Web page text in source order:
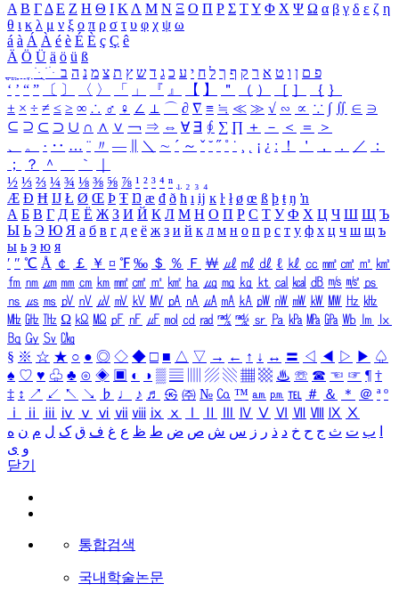
Α Β ΓΔ Ε Ζ Η Θ Ι ΚΛ Μ Ν Ξ Ο Π Ρ Σ ΤΥ Φ Χ Ψ Ω α β γ δ ε ζ η
θ ι κ λ μ ν ξ ο π ρ σ τ υ φ χ ψ ω
á à Á À é è É È ç Ç ê
Ä Ö Ü ä ö ü ß
ִֶֹ ֻּ ׁׂ פ ם ן ו ט א ר ק ף ך ל ח י ע כ ג ד ש ץ ת צ מ נ ה ב
‘ ’ “ ” 〔 〕 〈 〉 「 」 『 』 【 】 ＂ （ ） ［ ］ ｛ ｝
± × ÷ ≠ ≤ ≥ ∞ ∴ ♂ ♀ ∠ ⊥ ⌒ ∂ ∇ ≡ ≒ ≪ ≫ √ ∽ ∝ ∵ ∫ ∬ ∈ ∋
⊆ ⊇ ⊂ ⊃ ∪ ∩ ∧ ∨ ￢ ⇒ ⇔ ∀ ∃ ∮ ∑ ∏ ＋ － ＜ ＝
＞
、
。 · ‥ … ¨ 〃 ― ＼ ∼ ´ ～ ˇ ˘ ˝ ˚ ˙ ¸ ¡ ¿ ː ！ ＇ ， ． ／
：
；
？ ＾ ｀
½ ⅓ ⅔ ¼ ¾ ⅛ ⅜ ⅝ ⅞ ¹ ² ³ ⁴ ⁿ ₁ ₂ ₃ ₄
Æ Ð Ħ Ĳ Ł Ø Œ Þ Ŧ Ŋ æ đ ð ħ ı ĳ ĸ ŀ ł ø œ ß þ ŧ ŋ ŉ
А Б В Г Д Е Ё Ж З И Й К Л М Н О П Р С Т У Ф Х Ц Ч Ш Щ Ъ
Ы Ь Э Ю Я а б в г д е ё ж з и й к л м н о п р с т у ф х ц ч ш щ ъ
ы ь э ю я
′ ″ ℃ Å ￠ ￡ ￥ ¤ ℉ ‰ ＄ ％ Ｆ ￦ ㎕ ㎖ ㎗ ℓ ㎘ ㏄ ㎣ ㎤ ㎥ ㎦
㎙ ㎚ ㎛ ㎜ ㎝ ㎞ ㎟ ㎠ ㎡ ㎢ ㏊ ㎍ ㎎ ㎏ ㏏ ㎈ ㎉ ㏈ ㎧ ㎨ ㎰
㎱ ㎲ ㎳ ㎴ ㎵ ㎶ ㎷ ㎸ ㎹ ㎀ ㎁ ㎂ ㎃ ㎄ ㎺ ㎻ ㎽ ㎾ ㎿ ㎐ ㎑
㎒ ㎓ ㎔ Ω ㏀ ㏁ ㎊ ㎋ ㎌ ㏖ ㏅ ㎭ ㎮ ㎯ ㏛ ㎩ ㎪ ㎫ ㎬ ㏝ ㏐
㏓
㏃ ㏉ ㏜ ㏆
§ ※ ☆ ★ ○ ● ◎ ◇ ◆ □ ■ △ ▽ → ← ↑ ↓ ↔ 〓 ◁ ◀ ▷ ▶ ♤
♠ ♡ ♥ ♧ ♣ ⊙ ◈ ▣ ◐ ◑ ▒ ▤ ▨ ▧ ▦ ▩ ♨ ☏ ☎ ☜ ☞ ¶ †
‡ ↕ ↗ ↙ ↖ ↘ ♭ ♩ ♪ ♬ ㉿ ㈜ № ㏇ ™ ㏂ ㏘ ℡ ＃ ＆ ＊ ＠ ª º
ⅰ
ⅱ ⅲ ⅳ ⅴ ⅵ ⅶ ⅷ ⅸ ⅹ Ⅳ Ⅴ Ⅵ Ⅶ Ⅷ Ⅸ Ⅹ
ب ت ث ج ح خ د ذ ر ز س ش ص ض ط ظ ع غ ف ق ک ل م ن ه
و ی
닫기
통합검색
국내학술논문